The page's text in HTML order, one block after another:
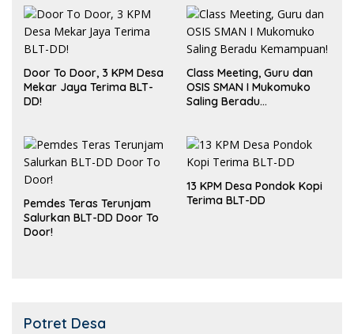
Door To Door, 3 KPM Desa
Mekar Jaya Terima BLT-
DD!
Class Meeting, Guru dan
OSIS SMAN I Mukomuko
Saling Beradu
Pemdes Teras Terunjam
Salurkan BLT-DD Door To
Door!
13 KPM Desa Pondok Kopi
Terima BLT-DD
Potret Desa